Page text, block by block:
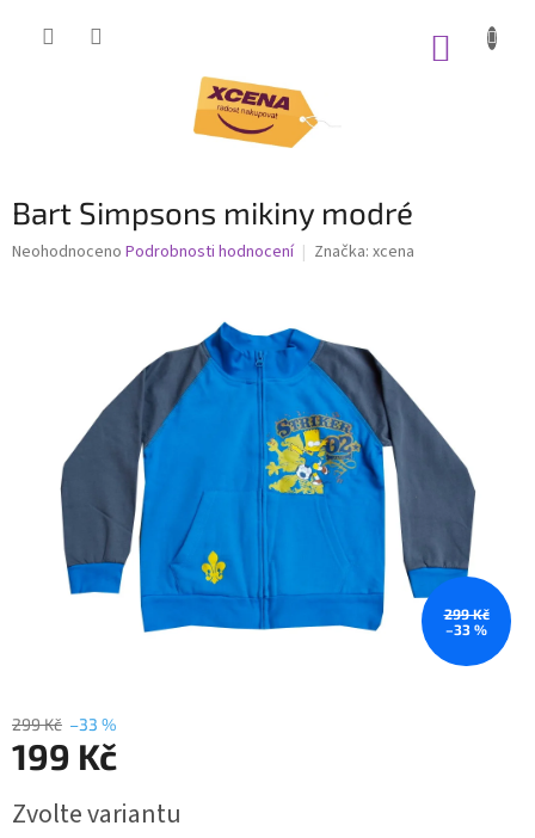
Bart Simpsons mikiny modré
Průměrné
Neohodnoceno Podrobnosti hodnocení Značka: xcena
299 Kč
–33 %
299 Kč –33 %
199 Kč
cena:
Zvolte variantu